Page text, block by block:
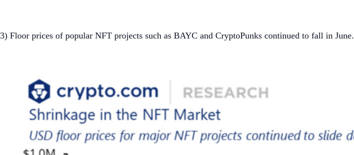
3) Floor prices of popular NFT projects such as BAYC and CryptoPunks continued to fall in June.